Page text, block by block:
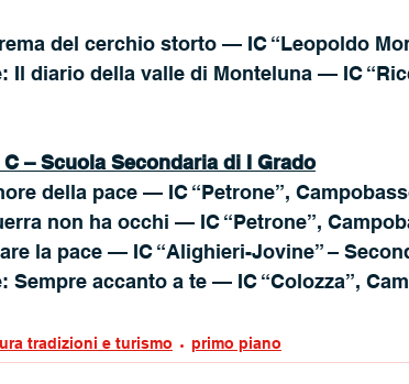
del cerchio storto — IC “Leopoldo
Il diario della valle di Monteluna — IC
C – Scuola Secondaria di I Grado
della pace — IC “Petrone”,
non ha occhi — IC “Petrone”,
la pace — IC “Alighieri-Jovine” –
Sempre accanto a te — IC “Colozza”,
tradizioni e turismo primo piano